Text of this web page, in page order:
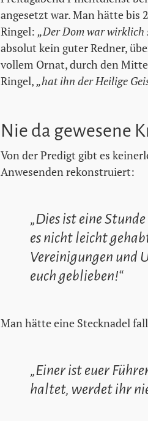
angesetzt war. Man hätte bis
Ringel: „Der Dom war wirklich
absolut kein guter Redner,
vollem Ornat, durch den
Ringel,„hat ihn der Heilige
Nie da gewesene
Von der Predigt gibt es
Anwesenden rekonstruiert:
„Dies ist eine
es nicht leicht
Vereinigungen und
euch geblieben!“
Man hätte eine Stecknadel
„Einer ist euer
haltet, werdet ihr